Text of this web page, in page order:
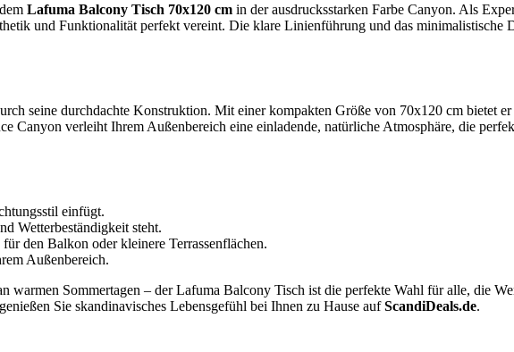
Lafuma Balcony Tisch 70x120 cm in der ausdrucksstarken Farbe Canyon. Als
und Funktionalität perfekt vereint. Die klare Linienführung und das minimalistische
seine durchdachte Konstruktion. Mit einer kompakten Größe von 70x120 cm bietet er
Canyon verleiht Ihrem Außenbereich eine einladende, natürliche Atmosphäre, die
einfügt.
Wetterbeständigkeit steht.
den Balkon oder kleinere Terrassenflächen.
Außenbereich.
warmen Sommertagen – der Lafuma Balcony Tisch ist die perfekte Wahl für alle, die
Sie skandinavisches Lebensgefühl bei Ihnen zu Hause aufScandiDeals.de.